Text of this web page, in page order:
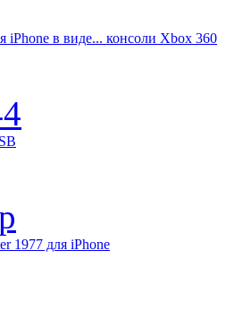
iPhone в виде... консоли Xbox 360
1977 для iPhone